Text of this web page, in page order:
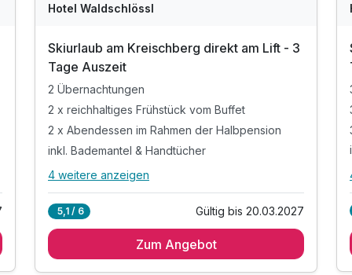
Hotel Waldschlössl
Skiurlaub am Kreischberg direkt am Lift - 3
Tage Auszeit
2 Übernachtungen
2 x reichhaltiges Frühstück vom Buffet
2 x Abendessen im Rahmen der Halbpension
inkl. Bademantel & Handtücher
Alle Inklusivleistungen
2 x reichhaltiges Frühstück vom Buffet
4 weitere anzeigen
5,1 / 6 Gültig bis 20.03.2027
Zum Angebot